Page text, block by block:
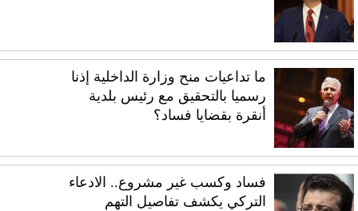
ما تداعيات منح وزارة الداخلية إذنا
رسميا بالتحقيق مع رئيس بلدية
أنقرة بقضايا فساد؟
فساد وكسب غير مشروع.. الادعاء
التركي يكشف تفاصيل التهم